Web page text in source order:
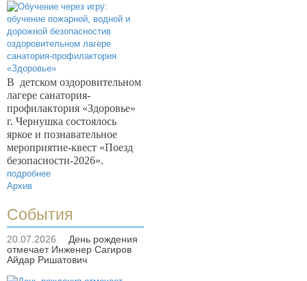
В детском оздоровительном
лагере санатория-
профилактория «Здоровье»
г. Чернушка состоялось
яркое и познавательное
мероприятие-квест «Поезд
безопасности-2026».
подробнее
Архив
События
20.07.2026
День рождения
отмечает Инженер Сагиров
Айдар Ришатович